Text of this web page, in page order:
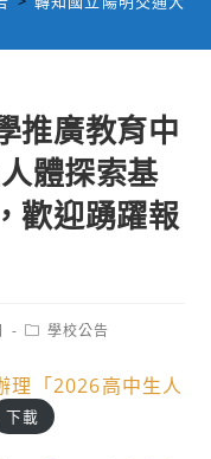
推廣教育中
體探索基
歡迎踴躍報
Post學校公告
理「2026高中生人
下載